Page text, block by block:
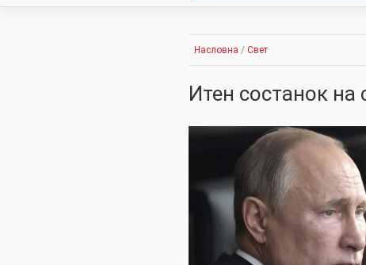
Насловна / Свет
Итен состанок на